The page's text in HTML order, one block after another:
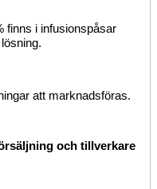
finns i infusionspåsar
att marknadsföras.
och tillverkare